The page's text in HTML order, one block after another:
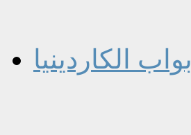
ابواب الكاردينيا